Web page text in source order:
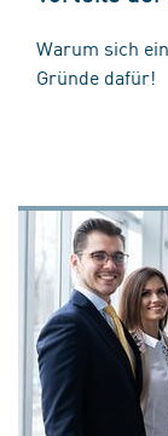
Warum sich
Gründe dafür!